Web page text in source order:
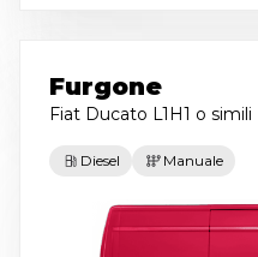
Furgone
Fiat Ducato L1H1 o simili
Diesel Manuale